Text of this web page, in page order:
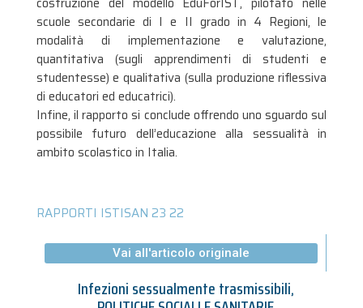
scuole secondarie di I e II grado in 4 Regioni, le
modalità di implementazione e valutazione,
quantitativa (sugli apprendimenti di studenti e
studentesse) e qualitativa (sulla produzione riflessiva
di educatori ed educatrici).
Infine, il rapporto si conclude offrendo uno sguardo sul
possibile futuro dell’educazione alla sessualità in
ambito scolastico in Italia.
RAPPORTI ISTISAN 23 22
Vai all'articolo originale
Infezioni sessualmente trasmissibili,